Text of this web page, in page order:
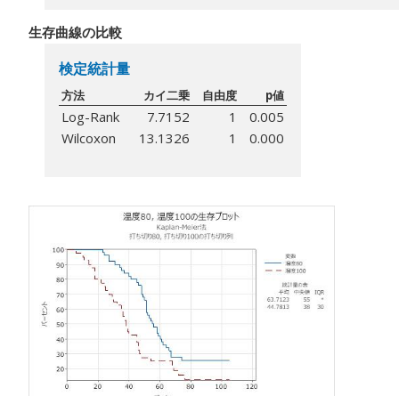
生存曲線の比較
検定統計量
方法 カイ二乗 自由度 p値
Log-Rank 7.7152 1
0.005
Wilcoxon
13.1326 1 0.000